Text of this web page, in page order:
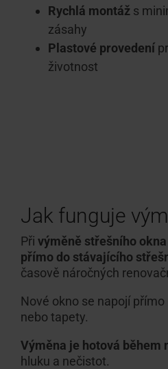
Rychlá montáž s
zásahy
Plastové provedení
životnost
Jak funguje
Při výměně střešního
přímo do stávajícího
časově náročných
Nové okno se napojí
nebo tapety.
Výměna je hotová během
hluku a nečistot.